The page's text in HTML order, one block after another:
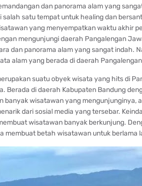
dan panorama alam yang
salah satu tempat untuk healing dan
yang menyempatkan waktu akhir
mengunjungi daerah Pangalengan
dan panorama alam yang sangat indah.
alam yang berada di daerah
suatu obyek wisata yang hits di
Berada di daerah Kabupaten Bandung
banyak wisatawan yang mengunjunginya,
dari sosial media yang tersebar.
wisatawan banyak berkunjung.
membuat betah wisatawan untuk berlama